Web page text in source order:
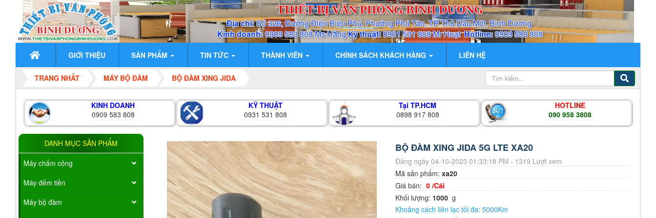
THIẾT BỊ VĂN PHÒNG BÌNH DƯƠNG
Địa chỉ:Số 326, Đường Điện Biên Phủ, Phường Phú Tân, TP Thủ Dầu Một, Bình Dương
Kinh doanh:0909 583 808 Ms HằngKỹ thuật:0931 531 808 Mr HoạtHotline:0909 583 808
GIỚI THIỆU SẢN PHẨM TIN TỨC THÀNH VIÊN CHÍNH SÁCH KHÁCH HÀNG LIÊN HỆ
TRANG NHẤT MÁY BỘ ĐÀM BỘ ĐÀM XING JIDA
KINH DOANH
0909 583 808
KỸ THUẬT
0931 531 808
Tại TP.HCM
0898 917 808
HOTLINE
090 958 3808
BỘ ĐÀM XING JIDA 5G LTE XA20
Đăng ngày 04-10-2023 01:33:18 PM - 1319 Lượt xem
Mã sản phẩm:xa20
Giá bán: 0 /Cái
Khối lượng: 1000 g
Khoảng cách liên lạc tối đa: 5000Km
DANH MỤC SẢN PHẨM
Máy chấm công
Máy đếm tiền
Máy bộ đàm